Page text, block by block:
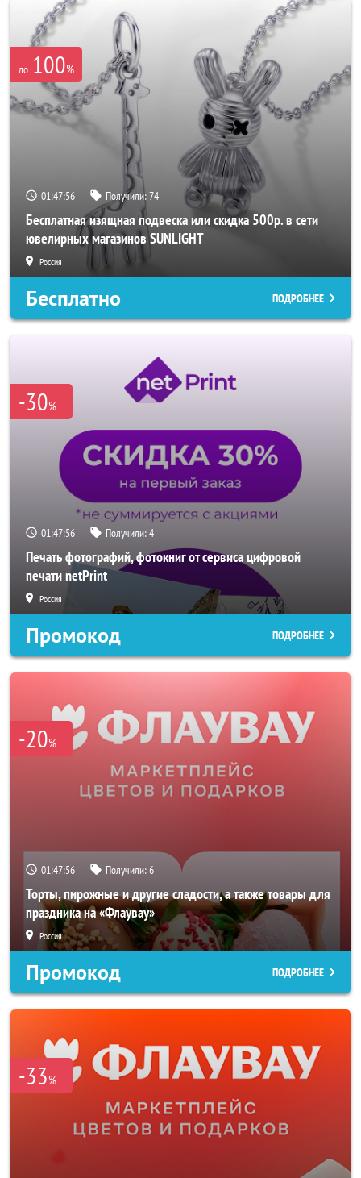
до 100%
01:47:54 Получили:74
Бесплатная изящная подвеска или скидка 500р. в сети
ювелирных магазинов SUNLIGHT
Россия
Бесплатно ПОДРОБНЕЕ
-30%
01:47:54 Получили:4
Печать фотографий, фотокниг от сервиса цифровой
печати netPrint
Россия
Промокод ПОДРОБНЕЕ
-20%
01:47:54 Получили:6
Торты, пирожные и другие сладости, а также товары для
праздника на «Флаувау»
Россия
Промокод ПОДРОБНЕЕ
-33%